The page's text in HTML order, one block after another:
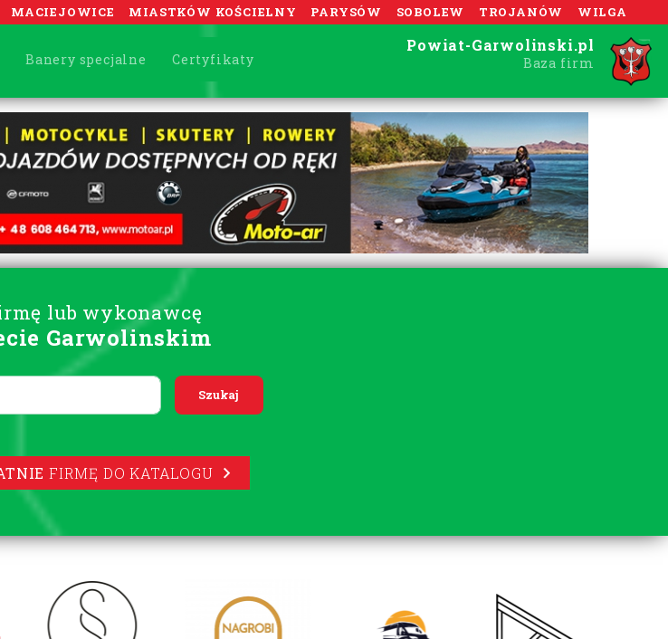
MACIEJOWICE MIASTKÓW KOŚCIELNY PARYSÓW SOBOLEW TROJANÓW WILGA
Banery specjalne Certyfikaty
Powiat-Garwolinski.pl
Baza firm
lub wykonawcę
Garwolinskim
FIRMĘ DO KATALOGU